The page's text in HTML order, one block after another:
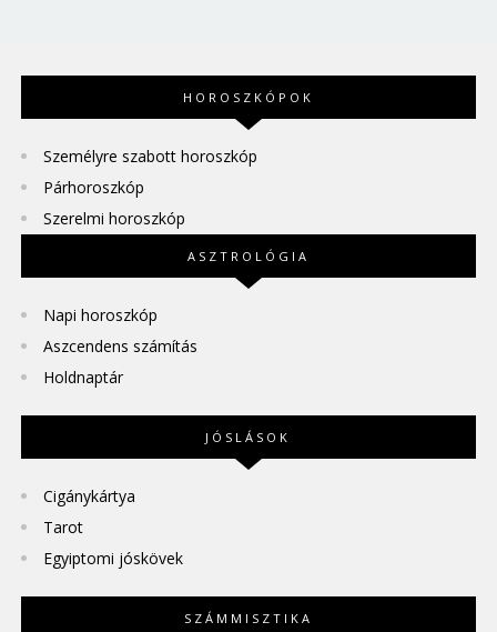
HOROSZKÓPOK
Személyre szabott horoszkóp
Párhoroszkóp
Szerelmi horoszkóp
ASZTROLÓGIA
Napi horoszkóp
Aszcendens számítás
Holdnaptár
JÓSLÁSOK
Cigánykártya
Tarot
Egyiptomi jóskövek
SZÁMMISZTIKA